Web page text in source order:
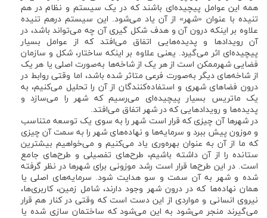
همه این عوامل پیچیده‌ای باشند که در یک سیستم و نظام در هم
تنیده با عنوان «شهر» از آن یاد می‌شود. این سیستم درهم تنیده
علاوه بر اینکه درون آن و هدف شکل گیری آن چه می‌‌تواند باشد، در
آن رویدادها و پدیده‌هایی اتفاق می‌افتد که از عوامل بسیار
پیچیده‌ای اثر می‌گیرد. یعنی علاوه بر اینکه ساختار، شکل و سازمان
فضایی شهرممکن است از هر یک از شاخه‌ها به‌صورت اصلی یا هر یک
از شاخه‌های دیگر به‌صورت فرعی متاثر شده باشد، اما وقتی روابط در
درون فضاهای شهری و استفاده‌کنندگان از آن را تحلیل می‌کنیم، به
یک ماتریس بسیار پیچیده‌ای می‌رسیم که شهر را می‌سازد و
پدیده‌ها و رویدادهایی که در شهر اتفاق می‌افتد.
در شهرها آن چیزی که قرار است شهر را به سوی یک توسعه متناسب
و موزون پیش ببرد و سرمایه‌ها و نهاده‌های شهر را به سمت آن چیزی
که ما از آن به عنوان بهره‌وری یاد می‌کنیم و می‌خواهیم بیشترین
ستانده را از آن داشته باشیم، طرح‌های تفصیلی و طرح‌های جامع
است. در این طرح‌ها قرار است رشد موزونی برای شهرها در نظر گرفته
شده و شهر به آن سمت و سو هدایت شود. سرمایه‌های اصلی یا
همان نهاده‌ها که در درون شهر وجود دارند، شامل زمین، کاربری‌ها،
نیروی انسانی و مواردی از این دست است که وقتی در کنار هم قرار
می‌گیرند منجر می‌شود به این می‌شود که ساختمان سازی شده یا